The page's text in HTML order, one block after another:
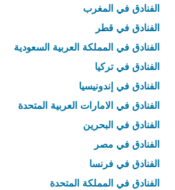
الفنادق في المغرب
الفنادق في قطر
الفنادق في المملكة العربية السعودية
الفنادق في تركيا
الفنادق في إندونيسيا
الفنادق في الامارات العربية المتحدة
الفنادق في البحرين
الفنادق في مصر
الفنادق في فرنسا
الفنادق في المملكة المتحدة